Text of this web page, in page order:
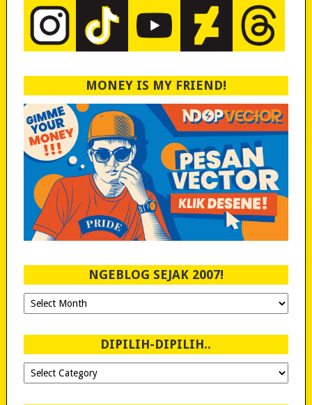
MONEY IS MY FRIEND!
NGEBLOG SEJAK 2007!
Ngeblog
Sejak
DIPILIH-DIPILIH..
Dipilih-
dipilih..